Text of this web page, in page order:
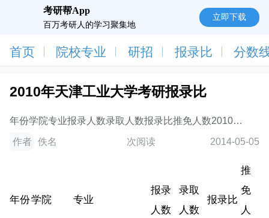
考研帮App
百万考研人的学习聚集地
立即下载
首页 院校专业 研招 报录比 分数
2010年天津工业大学考研报录比
年份学院专业报录人数录取人数报录比推免人数2010人
文与法学院经济法学16531.25%/2010纺织学部纺织工
程922628.26%/2010人文与法学院思想政治教育
作者 佚名 次阅读 2014-05-05
年份学院 专业
报录
人数
录取
人数
报录比
推
免
人